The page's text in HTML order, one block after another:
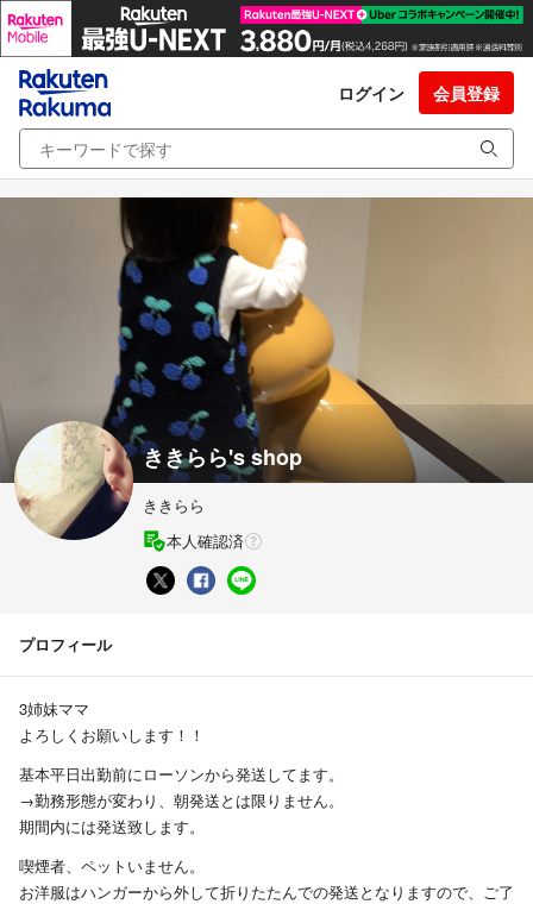
ログイン 会員登録
ききらら's shop
ききらら
本人確認済
プロフィール
3姉妹ママ
よろしくお願いします！！
基本平日出勤前にローソンから発送してます。
→勤務形態が変わり、朝発送とは限りません。
期間内には発送致します。
喫煙者、ペットいません。
お洋服はハンガーから外して折りたたんでの発送となりますので、ご了